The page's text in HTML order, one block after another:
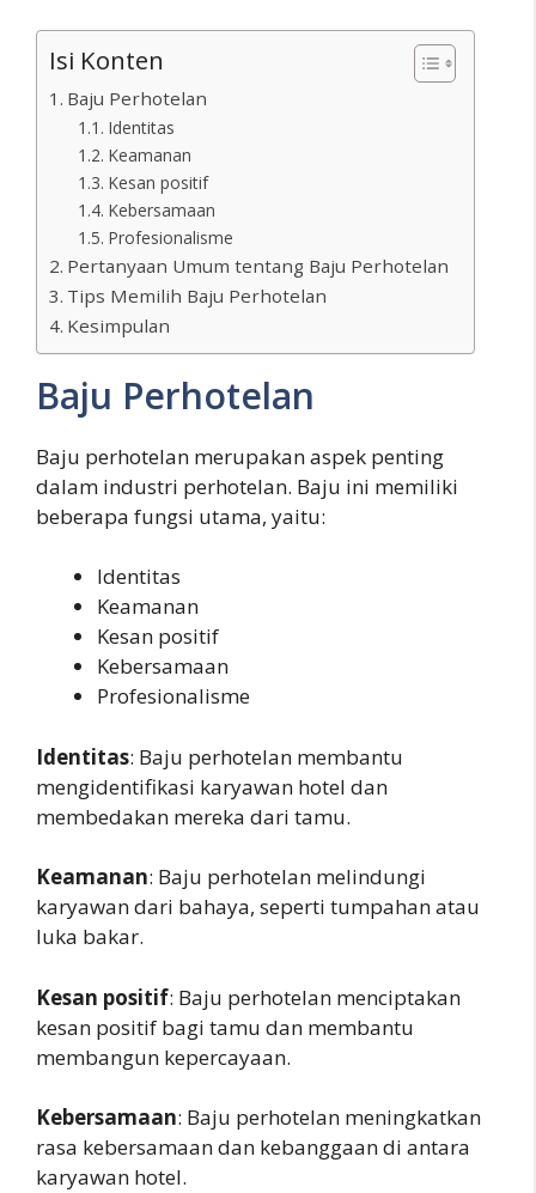
Isi Konten
Baju Perhotelan
Identitas
Keamanan
Kesan positif
Kebersamaan
Profesionalisme
Pertanyaan Umum tentang Baju Perhotelan
Tips Memilih Baju Perhotelan
Kesimpulan
Baju Perhotelan
Baju perhotelan merupakan aspek penting
dalam industri perhotelan. Baju ini memiliki
beberapa fungsi utama, yaitu:
Identitas
Keamanan
Kesan positif
Kebersamaan
Profesionalisme
Identitas: Baju perhotelan membantu
mengidentifikasi karyawan hotel dan
membedakan mereka dari tamu.
Keamanan: Baju perhotelan melindungi
karyawan dari bahaya, seperti tumpahan atau
luka bakar.
Kesan positif: Baju perhotelan menciptakan
kesan positif bagi tamu dan membantu
membangun kepercayaan.
Kebersamaan: Baju perhotelan meningkatkan
rasa kebersamaan dan kebanggaan di antara
karyawan hotel.